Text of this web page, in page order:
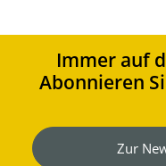
Immer auf
Abonnieren
Zur